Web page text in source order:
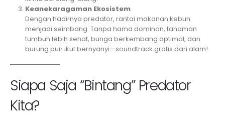
Keanekaragaman Ekosistem
Dengan hadirnya predator, rantai makanan kebun
menjadi seimbang. Tanpa hama dominan, tanaman
tumbuh lebih sehat, bunga berkembang optimal, dan
burung pun ikut bernyanyi—soundtrack gratis dari alam!
Siapa Saja “Bintang” Predator
Kita?